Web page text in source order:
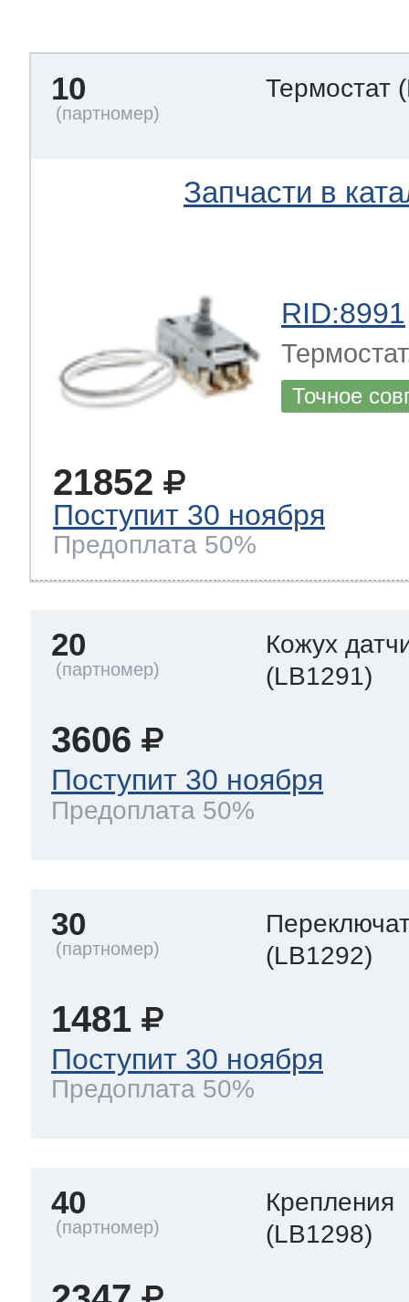
10 Термостат
Запчасти в
RID:8991
Точное
21852
Поступит 30 ноября
Предоплата 50%
20
Кожух
(LB1291)
3606
Поступит 30 ноября
Предоплата 50%
30
(LB1292)
1481
Поступит 30 ноября
Предоплата 50%
40
Крепления
(LB1298)